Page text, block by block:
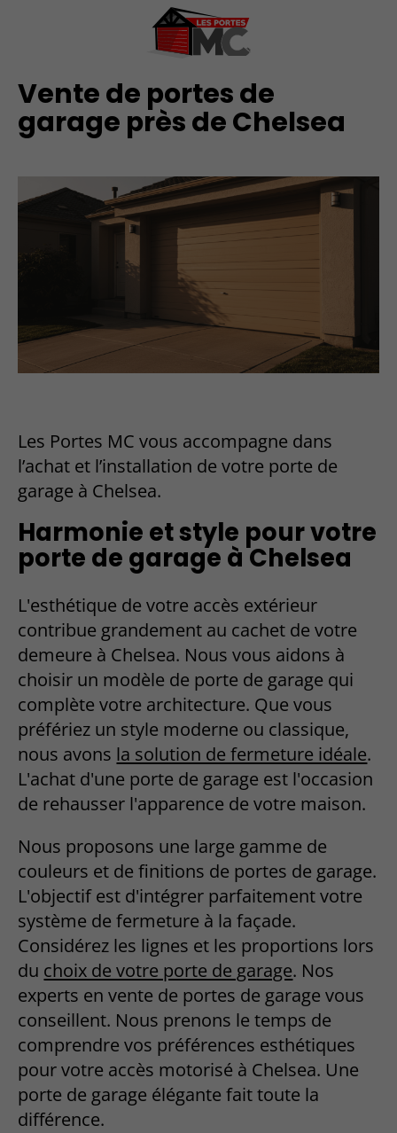
Vente de portes de
garage près de Chelsea
Les Portes MC vous accompagne dans
l’achat et l’installation de votre porte de
garage à Chelsea.
Harmonie et style pour votre
porte de garage à Chelsea
L'esthétique de votre accès extérieur
contribue grandement au cachet de votre
demeure à Chelsea. Nous vous aidons à
choisir un modèle de porte de garage qui
complète votre architecture. Que vous
préfériez un style moderne ou classique,
nous avons la solution de fermeture idéale.
L'achat d'une porte de garage est l'occasion
de rehausser l'apparence de votre maison.
Nous proposons une large gamme de
couleurs et de finitions de portes de garage.
L'objectif est d'intégrer parfaitement votre
système de fermeture à la façade.
Considérez les lignes et les proportions lors
du choix de votre porte de garage. Nos
experts en vente de portes de garage vous
conseillent. Nous prenons le temps de
comprendre vos préférences esthétiques
pour votre accès motorisé à Chelsea. Une
porte de garage élégante fait toute la
différence.